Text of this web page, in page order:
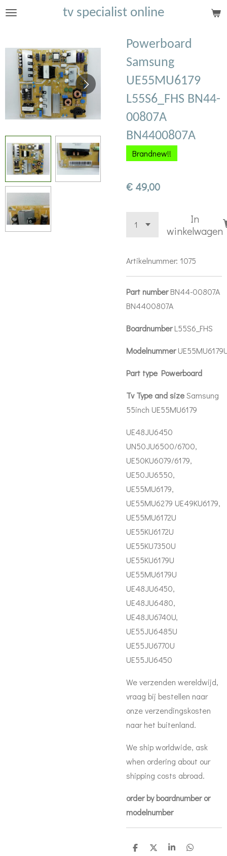
Ga
hoofdinhoud
tv specialist online
Powerboard
Samsung
UE55MU6179
L55S6_FHS BN44-
00807A
BN4400807A
Brandnew!!
€ 49,00
In
winkelwagen
Artikelnummer: 1075
Part numberBN44-00807A
BN4400807A
BoardnumberL55S6_FHS
Modelnummer
Part type Powerboard
Tv Type and sizeSamsung
55inch UE55MU6179
UE48JU6450
UN50JU6500/6700,
UE50KU6079/6179,
UE50JU6550,
UE55MU6179,
UE55MU6279 UE49KU6179,
UE55MU6172U
UE55KU6172U
UE55KU7350U
UE55KU6179U
UE55MU6179U
UE48JU6450,
UE48JU6480,
UE48JU6740U,
UE55JU6485U
UE55JU6770U
UE55JU6450
We verzenden wereldwijd,
vraag bij bestellen naar
onze verzendingskosten
naar het buitenland.
We ship worldwide, ask
when ordering about our
shipping costs abroad.
order by boardnumber or
modelnumber
D
D
S
D